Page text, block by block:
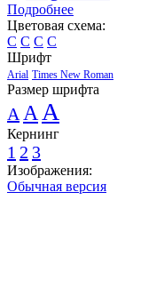
Подробнее
Цветовая схема:
C C C C
Шрифт
Arial Times New Roman
Размер шрифта
A AA
Кернинг
1 2 3
Изображения:
Обычная версия